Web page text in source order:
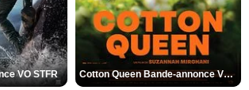
VO STFR Cotton Queen Bande-annonce VO STFR